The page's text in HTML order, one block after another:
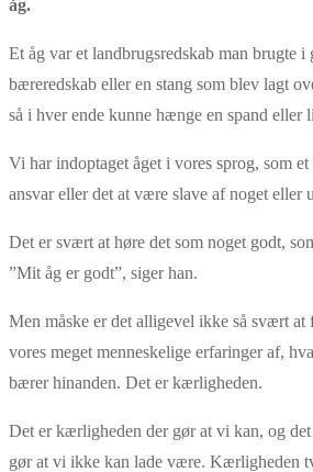
åg.
Et åg var et landbrugsredskab man brugte i
bæreredskab eller en stang som blev lagt
så i hver ende kunne hænge en spand eller
Vi har indoptaget åget i vores sprog, som
ansvar eller det at være slave af noget eller
Det er svært at høre det som noget godt,
”Mit åg er godt”, siger han.
Men måske er det alligevel ikke så svært
vores meget menneskelige erfaringer af,
bærer hinanden. Det er kærligheden.
Det er kærligheden der gør at vi kan, og
gør at vi ikke kan lade være. Kærligheden